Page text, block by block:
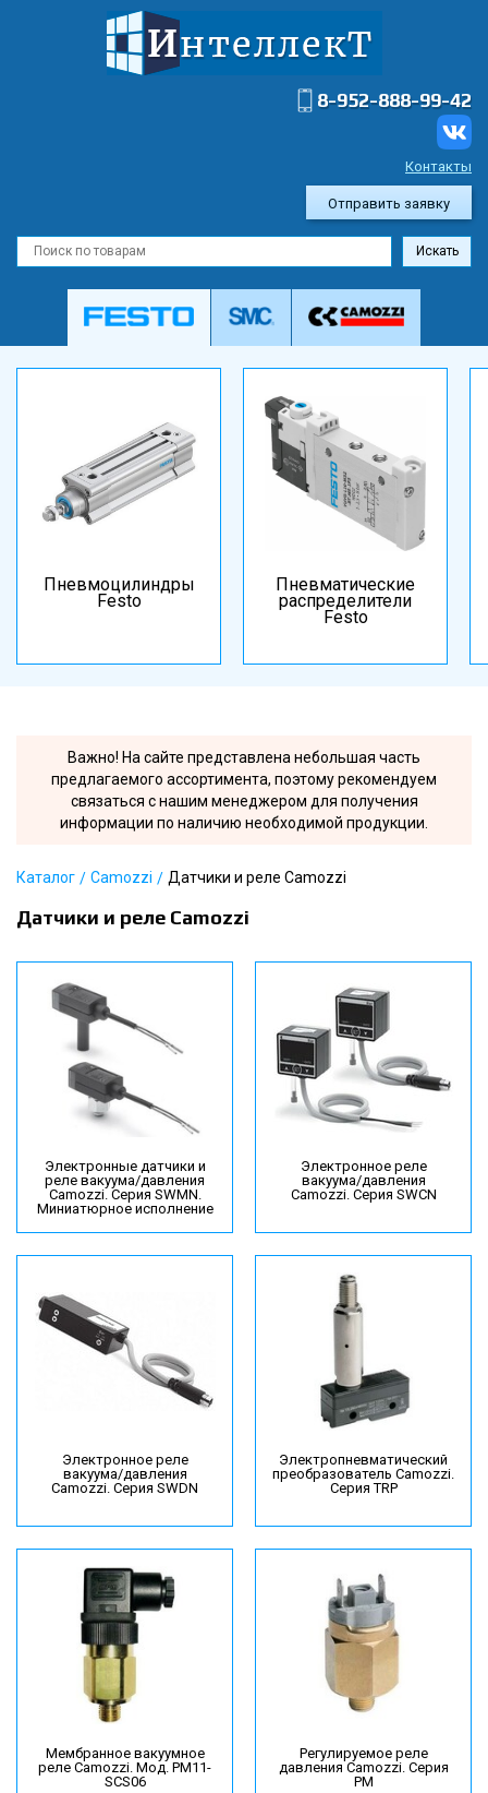
Искать
8-952-888-99-42
Контакты
Отправить заявку
Пневмоцилиндры
Festo
Пневматические
распределители
Festo
Важно! На сайте представлена небольшая часть
предлагаемого ассортимента, поэтому рекомендуем
связаться с нашим менеджером для получения
информации по наличию необходимой продукции.
Каталог Camozzi Датчики и реле Camozzi
Датчики и реле Camozzi
Электронные датчики и
реле вакуума/давления
Camozzi. Серия SWMN.
Миниатюрное исполнение
Электронное реле
вакуума/давления
Camozzi. Серия SWCN
Электронное реле
вакуума/давления
Camozzi. Серия SWDN
Электропневматический
преобразователь Camozzi.
Серия TRP
Мембранное вакуумное
реле Camozzi. Мод. PM11-
SCS06
Регулируемое реле
давления Camozzi. Серия
PM